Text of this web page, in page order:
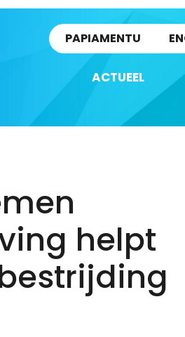
PAPIAMENTU
ACTUEEL
helpt